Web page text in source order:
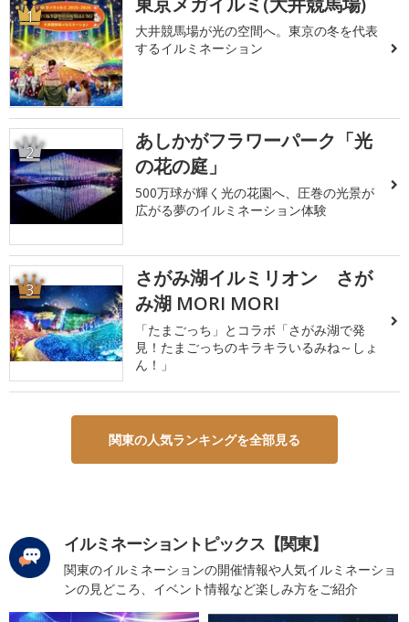
1
大井競馬場が光の空間へ。東京の冬を代表
するイルミネーション
2
あしかがフラワーパーク「光
の花の庭」
500万球が輝く光の花園へ、圧巻の光景が
広がる夢のイルミネーション体験
3
さがみ湖イルミリオン さが
み湖 MORI MORI
「たまごっち」とコラボ「さがみ湖で発
見！たまごっちのキラキラいるみね～しょ
ん！」
関東の人気ランキングを全部見る
イルミネーショントピックス【関東】
関東のイルミネーションの開催情報や人気イルミネーショ
ンの見どころ、イベント情報など楽しみ方をご紹介